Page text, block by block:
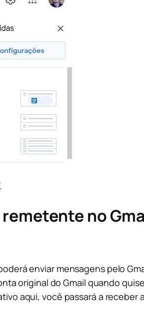
no
enviar mensagens pelo
original do Gmail quando
aqui, você passará a receber